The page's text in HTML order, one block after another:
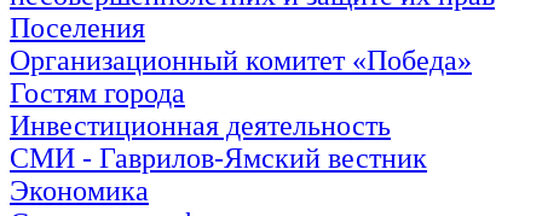
Поселения
Организационный комитет «Победа»
Гостям города
Инвестиционная деятельность
СМИ - Гаврилов-Ямский вестник
Экономика